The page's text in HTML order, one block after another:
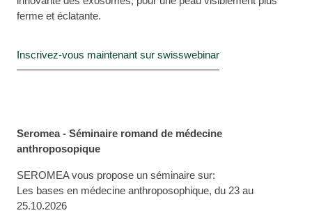
ferme et éclatante.
Inscrivez-vous maintenant sur swisswebinar
Seromea - Séminaire romand de médecine
anthroposopique
SEROMEA vous propose un séminaire sur:
Les bases en médecine anthroposophique, du 23 au
25.10.2026